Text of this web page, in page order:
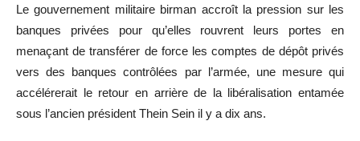
Le gouvernement militaire birman accroît la pression sur les
banques privées pour qu’elles rouvrent leurs portes en
menaçant de transférer de force les comptes de dépôt privés
vers des banques contrôlées par l’armée, une mesure qui
accélérerait le retour en arrière de la libéralisation entamée
sous l’ancien président Thein Sein il y a dix ans.